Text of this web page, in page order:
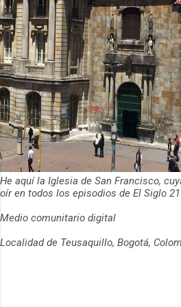
He aquí la Iglesia de San Francisco,
oír en todos los episodios de El Siglo
Medio comunitario digital
Localidad de Teusaquillo, Bogotá,